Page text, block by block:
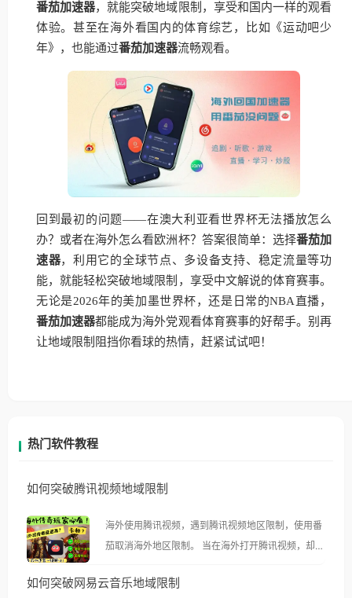
番茄加速器，就能突破地域限制，享受和国内一样的观看
体验。甚至在海外看国内的体育综艺，比如《运动吧少
年》，也能通过番茄加速器流畅观看。
回到最初的问题——在澳大利亚看世界杯无法播放怎么
办？或者在海外怎么看欧洲杯？答案很简单：选择番茄加
速器，利用它的全球节点、多设备支持、稳定流量等功
能，就能轻松突破地域限制，享受中文解说的体育赛事。
无论是2026年的美加墨世界杯，还是日常的NBA直播，
番茄加速器都能成为海外党观看体育赛事的好帮手。别再
让地域限制阻挡你看球的热情，赶紧试试吧！
热门软件教程
如何突破腾讯视频地域限制
海外使用腾讯视频，遇到腾讯视频地区限制，使用番
茄取消海外地区限制。 当在海外打开腾讯视频，却突
示语。 海外用户如香港、澳门、台湾、美国、加拿
如何突破网易云音乐地域限制